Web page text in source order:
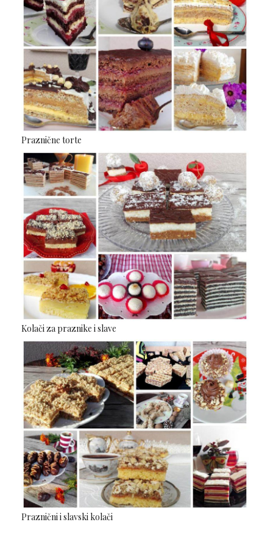
Praznične torte
Kolači za praznike i slave
Praznični i slavski kolači